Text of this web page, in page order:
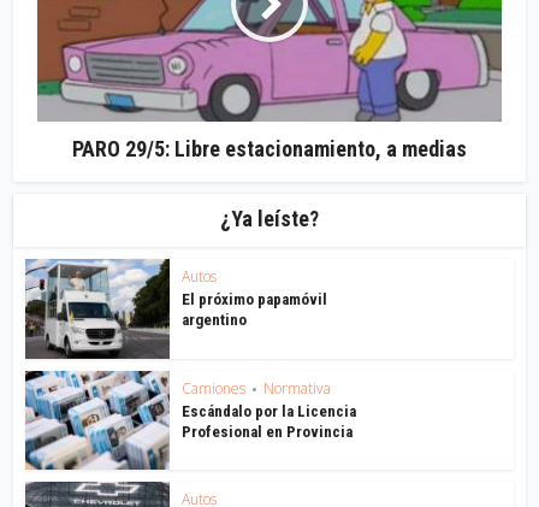
PARO 29/5: Libre estacionamiento, a medias
¿Ya leíste?
Autos
El próximo papamóvil
argentino
Camiones • Normativa
Escándalo por la Licencia
Profesional en Provincia
Autos